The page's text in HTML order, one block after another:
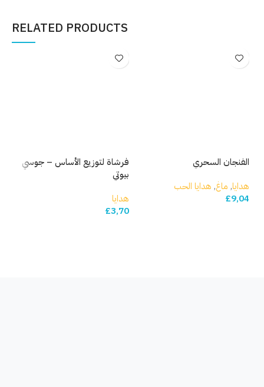
RELATED PRODUCTS
الفنجان السحري
هدايا, ماغ, هدايا الحب
£9,04
فرشاة لتوزيع الأساس – جوسي
بيوتي
هدايا
£3,70